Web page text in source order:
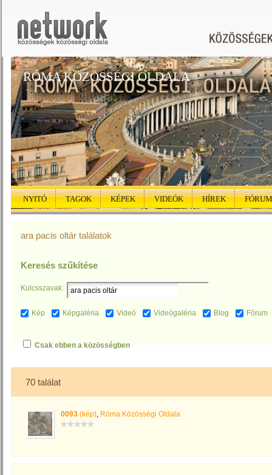
RÓMA KÖZÖSSÉGI OLDALA
NYITÓ TAGOK KÉPEK VIDEÓK HÍREK FÓRUM
ara pacis oltár találatok
Keresés szűkítése
Kulcsszavak:
Kép Képgaléria Videó Videógaléria Blog Fórum
Csak ebben a közösségben
70 találat
0093 (kép), Róma Közösségi Oldala